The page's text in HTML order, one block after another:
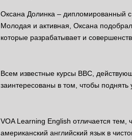
Оксана Долинка – дипломированный
Молодая и активная, Оксана
которые разрабатывает и
Всем известные курсы BBC,
заинтересованы в том, чтобы поднять
VOA Learning English отличается тем,
американский английский язык в